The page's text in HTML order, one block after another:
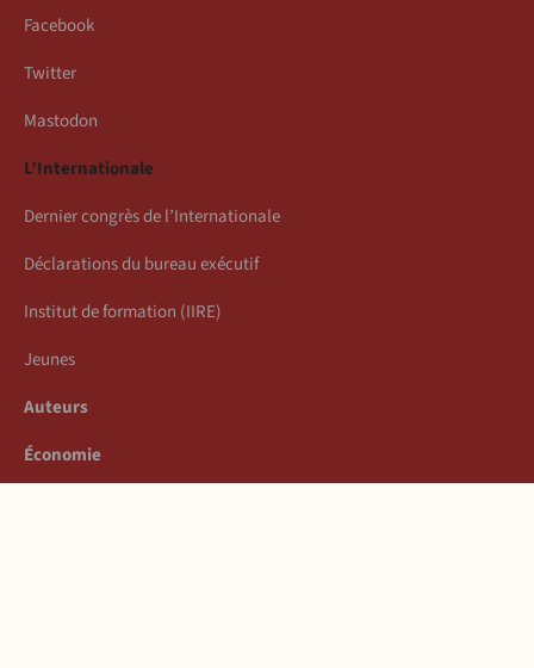
Facebook
Twitter
Mastodon
L’Internationale
Dernier congrès de l’Internationale
Déclarations du bureau exécutif
Institut de formation (IIRE)
Jeunes
Auteurs
Économie